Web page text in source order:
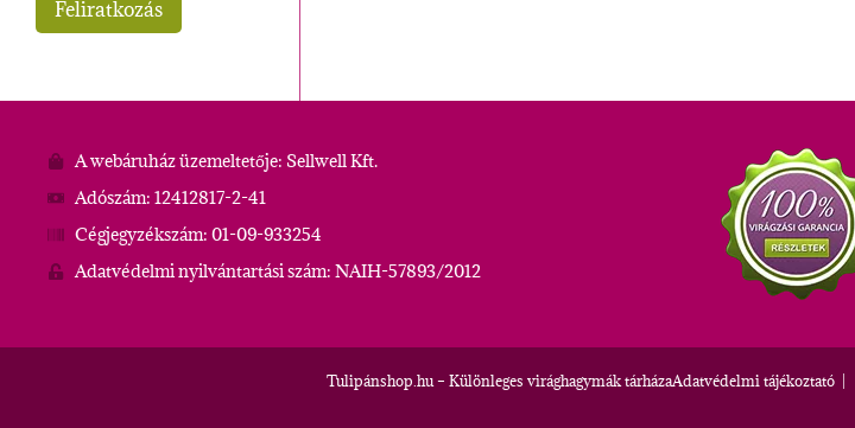
A webáruház üzemeltetője: Sellwell Kft.
Adószám: 12412817-2-41
Cégjegyzékszám: 01-09-933254
Adatvédelmi nyilvántartási szám: NAIH-57893/2012
Tulipánshop.hu – Különleges virághagymák tárházaAdatvédelmi tájékoztató